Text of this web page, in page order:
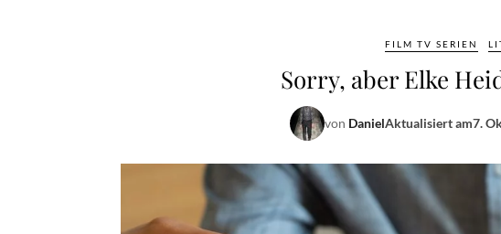
FILM TV SERIEN
Sorry, aber Elke
von DanielAktualisiert am7.